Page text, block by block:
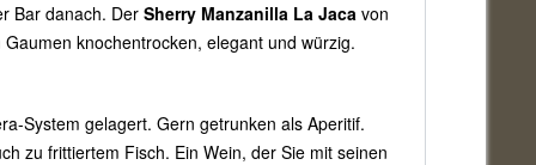
Bar danach. Der Sherry Manzanilla La Jaca von
knochentrocken, elegant und würzig.
System gelagert. Gern getrunken als Aperitif.
zu frittiertem Fisch. Ein Wein, der Sie mit seinen